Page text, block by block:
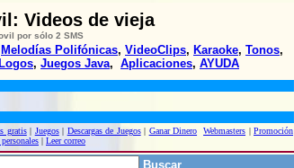
Videos de vieja
por sólo 2 SMS
Melodías Polifónicas, VideoClips, Karaoke, Tonos,
Logos, Juegos Java, Aplicaciones, AYUDA
gratis| Juegos| Descargas de Juegos| Ganar Dinero Webmasters |Promoción
| Leer correo
Buscar